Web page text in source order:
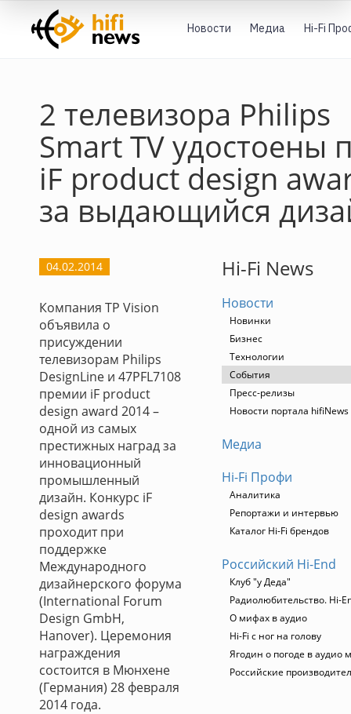
Новости Медиа Hi-Fi
2 телевизора Philips
Smart TV удостоены
iF product design
за выдающийся
04.02.2014
Компания TP Vision
объявила о
присуждении
телевизорам Philips
DesignLine и 47PFL7108
премии iF product
design award 2014 –
одной из самых
престижных наград за
инновационный
промышленный
дизайн. Конкурс iF
design awards
проходит при
поддержке
Международного
дизайнерского форума
(International Forum
Design GmbH,
Hanover). Церемония
награждения
состоится в Мюнхене
(Германия) 28 февраля
2014 года.
Hi-Fi News
Новости
Новинки
Бизнес
Технологии
События
Пресс-релизы
Новости портала hifiNews
Медиа
Hi-Fi Профи
Аналитика
Репортажи и интервью
Каталог Hi-Fi брендов
Российский Hi-End
Клуб "у Деда"
Радиолюбительство. Hi-
О мифах в аудио
Hi-Fi с ног на голову
Ягодин о погоде в аудио
Российские